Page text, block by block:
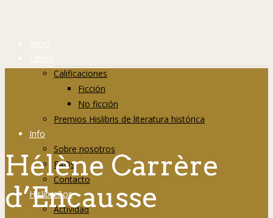
Inicio
Libros
Calificaciones
Ficción
No ficción
Premios Hislibris de literatura histórica
Info
Sobre nosotros
FAQs
Contacto
Hislibreños
Actividad
Hélène Carrère
d’Encausse